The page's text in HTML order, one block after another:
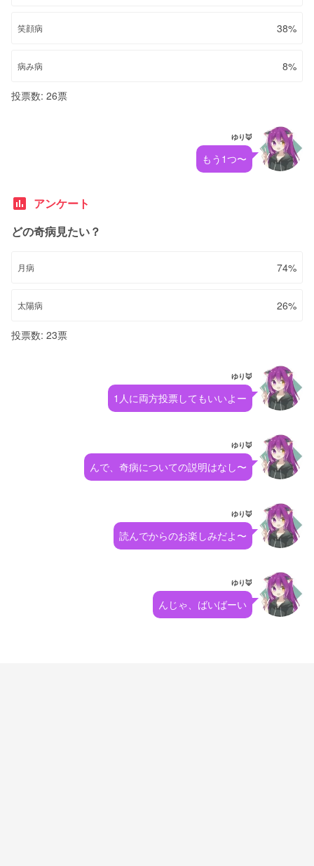
笑顔病 38%
病み病 8%
投票数: 26票
ゆり🦊
もう1つ〜
poll アンケート
どの奇病見たい？
月病 74%
太陽病 26%
投票数: 23票
ゆり🦊
1人に両方投票してもいいよー
ゆり🦊
んで、奇病についての説明はなし〜
ゆり🦊
読んでからのお楽しみだよ〜
ゆり🦊
んじゃ、ばいばーい